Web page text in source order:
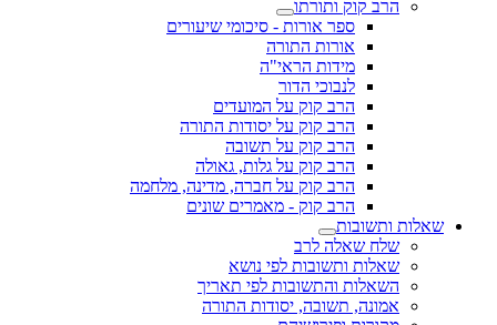
הרב קוק ותורתו
ספר אורות - סיכומי שיעורים
אורות התורה
מידות הראי"ה
לנבוכי הדור
הרב קוק על המועדים
הרב קוק על יסודות התורה
הרב קוק על תשובה
הרב קוק על גלות, גאולה
הרב קוק על חברה, מדינה, מלחמה
הרב קוק - מאמרים שונים
שאלות ותשובות
שלח שאלה לרב
שאלות ותשובות לפי נושא
השאלות והתשובות לפי תאריך
אמונה, תשובה, יסודות התורה